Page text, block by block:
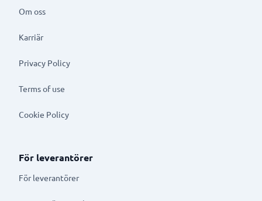
Om oss
Karriär
Privacy Policy
Terms of use
Cookie Policy
För leverantörer
För leverantörer